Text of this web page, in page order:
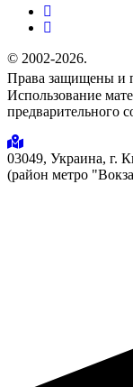
© 2002-2026.
Права защищены и
Использование
предварительного
03049, Украина, г.
(район метро